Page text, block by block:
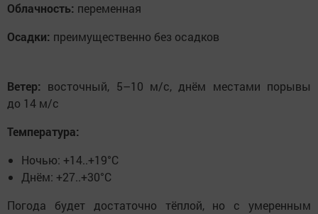
Облачность: переменная
Осадки: преимущественно без осадков
Ветер: восточный, 5–10 м/с, днём местами порывы
до 14 м/с
Температура:
Ночью: +14..+19°C
Днём: +27..+30°C
Погода будет достаточно тёплой, но с умеренным